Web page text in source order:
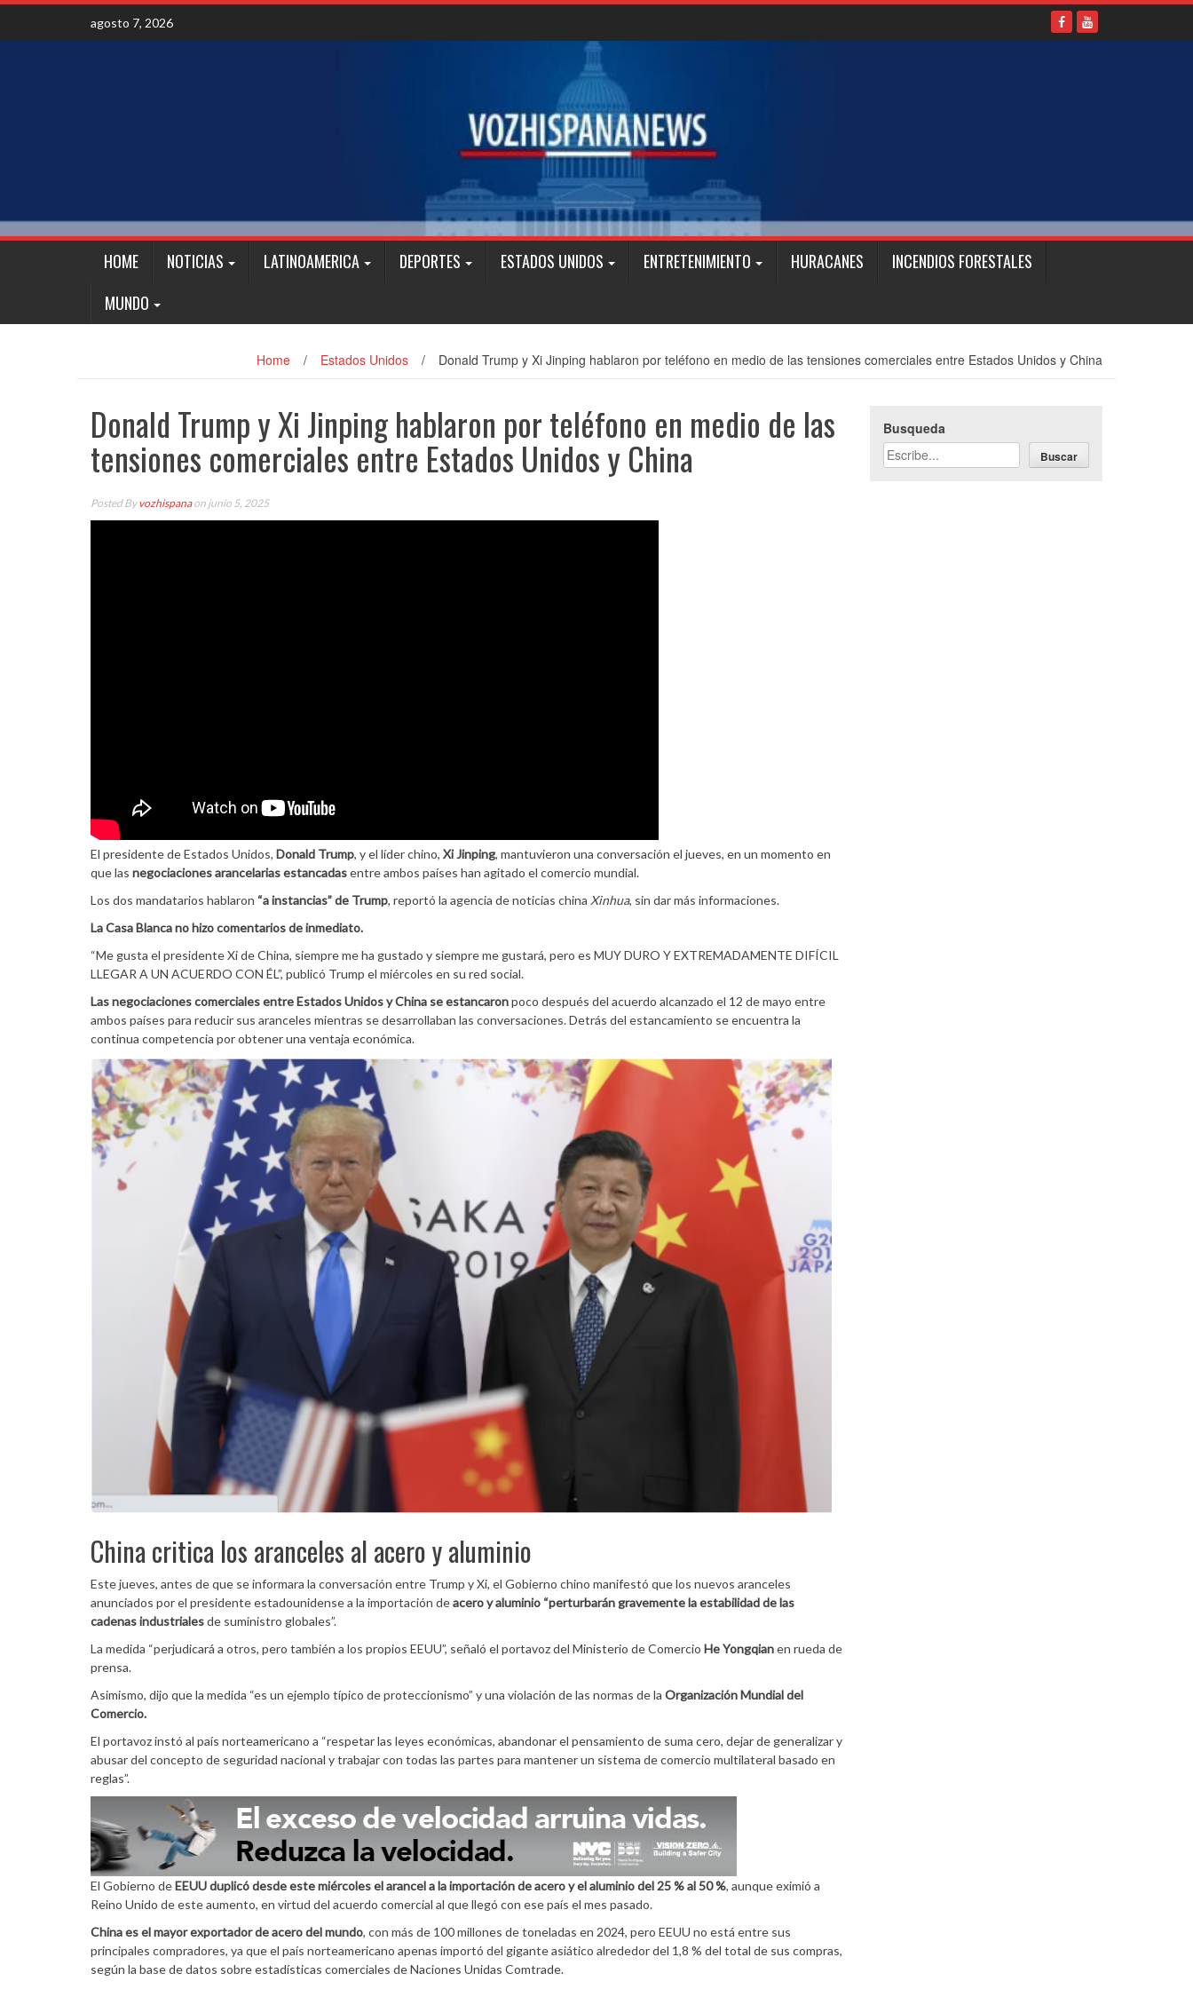
Skip
content
agosto 7, 2026
HOME NOTICIAS LATINOAMERICA DEPORTES ESTADOS UNIDOS ENTRETENIMIENTO HURACANES
INCENDIOS FORESTALES
MUNDO
Home / Estados Unidos / Donald Trump y Xi Jinping hablaron por teléfono en medio de las tensiones comerciales entre Estados Unidos y China
Donald Trump y Xi Jinping hablaron por teléfono en medio de las
tensiones comerciales entre Estados Unidos y China
Posted Byvozhispanaon junio 5, 2025
El presidente de Estados Unidos, Donald Trump, y el líder chino, Xi Jinping, mantuvieron una conversación el jueves, en un momento en
que las negociaciones arancelarias estancadasentre ambos países han agitado el comercio mundial.
Los dos mandatarios hablaron “a instancias” de Trump, reportó la agencia de noticias china Xinhua, sin dar más informaciones.
La Casa Blanca no hizo comentarios de inmediato.
“Me gusta el presidente Xi de China, siempre me ha gustado y siempre me gustará, pero es MUY DURO Y EXTREMADAMENTE DIFÍCIL
LLEGAR A UN ACUERDO CON ÉL”, publicó Trump el miércoles en su red social.
Las negociaciones comerciales entre Estados Unidos y China se estancaronpoco después del acuerdo alcanzado el 12 de mayo entre
ambos países para reducir sus aranceles mientras se desarrollaban las conversaciones. Detrás del estancamiento se encuentra la
continua competencia por obtener una ventaja económica.
China critica los aranceles al acero y aluminio
Este jueves, antes de que se informara la conversación entre Trump y Xi, el Gobierno chino manifestó que los nuevos aranceles
anunciados por el presidente estadounidense a la importación deacero y aluminio “perturbarán gravemente la estabilidad de las
cadenas industrialesde suministro globales”.
La medida “perjudicará a otros, pero también a los propios EEUU”, señaló el portavoz del Ministerio de Comercio He Yongqianen rueda de
prensa.
Asimismo, dijo que la medida “es un ejemplo típico de proteccionismo” y una violación de las normas de la Organización Mundial del
Comercio.
El portavoz instó al país norteamericano a “respetar las leyes económicas, abandonar el pensamiento de suma cero, dejar de generalizar y
abusar del concepto de seguridad nacional y trabajar con todas las partes para mantener un sistema de comercio multilateral basado en
reglas”.
El Gobierno deEEUU duplicó desde este miércoles el arancel a la importación de acero y el aluminio del 25 % al 50 %, aunque eximió a
Reino Unido de este aumento, en virtud del acuerdo comercial al que llegó con ese país el mes pasado.
China es el mayor exportador de acero del mundo, con más de 100 millones de toneladas en 2024, pero EEUU no está entre sus
principales compradores, ya que el país norteamericano apenas importó del gigante asiático alrededor del 1,8 % del total de sus compras,
según la base de datos sobre estadísticas comerciales de Naciones Unidas Comtrade.
Busqueda
Buscar